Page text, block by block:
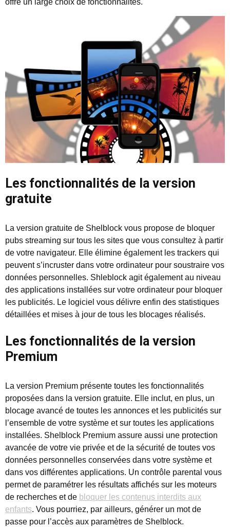
offre un large choix de fonctionnalités.
Les fonctionnalités de la version
gratuite
La version gratuite de Shelblock vous propose de bloquer
pubs streaming sur tous les sites que vous consultez à partir
de votre navigateur. Elle élimine également les trackers qui
peuvent s’incruster dans votre ordinateur pour soustraire vos
données personnelles. Shleblock agit également au niveau
des applications installées sur votre ordinateur pour bloquer
les publicités. Le logiciel vous délivre enfin des statistiques
détaillées et mises à jour de tous les blocages réalisés.
Les fonctionnalités de la version
Premium
La version Premium présente toutes les fonctionnalités
proposées dans la version gratuite. Elle inclut, en plus, un
blocage avancé de toutes les annonces et les publicités sur
l’ensemble de votre système et sur toutes les applications
installées. Shelblock Premium assure aussi une protection
avancée de votre vie privée et de la sécurité de toutes vos
données personnelles conservées dans votre système et
dans vos différentes applications. Un contrôle parental vous
permet de paramétrer les résultats affichés sur les moteurs
de recherches et de bloquer les contenus interdits aux
enfants. Vous pourriez, par ailleurs, générer un mot de
passe pour l’accès aux paramètres de Shelblock.